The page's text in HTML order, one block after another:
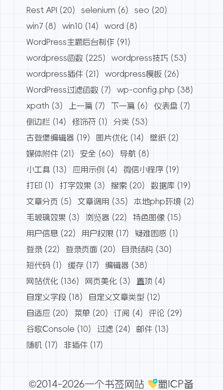
Rest API
(20) selenium (6) seo (20)
win7 (8) win10 (14) word (8)
WordPress主题后台制作 (91)
wordpress函数 (225) wordpress技巧 (53)
wordpress插件 (21) wordpress模板 (26)
WordPress过滤函数 (7) wp-config.php (38)
xpath (3) 上一篇 (7) 下一篇 (6) 仪表盘 (7)
侧边栏 (14) 修饰符 (1) 分类 (53)
古登堡编辑器 (19) 图片优化 (14) 壁纸 (2)
媒体附件 (21) 安全 (60) 导航 (8)
小工具 (13) 应用示例 (4) 微信小程序 (19)
打印 (1) 打字效果 (3) 搜索 (20) 数据库 (19)
文章分页 (5) 文章调用 (35) 本地php环境 (2)
毛玻璃效果 (3) 浏览器 (22) 特色图像 (15)
用户信息 (22) 用户权限 (17) 疑难困惑 (1)
登录 (22) 登录页面 (20) 目录结构 (30)
短代码 (1) 缓存 (17) 编辑器 (38)
网站优化 (136) 网页美化 (3) 置顶 (4)
自定义字段 (18) 自定义文章类型 (12)
自适应 (20) 菜单 (20) 订阅 (4) 评论 (29)
谷歌Console (10) 过滤 (24) 邮件 (13)
随机
(17) 非插件 (17)
©2014-2026一个书签网站 蜀ICP备